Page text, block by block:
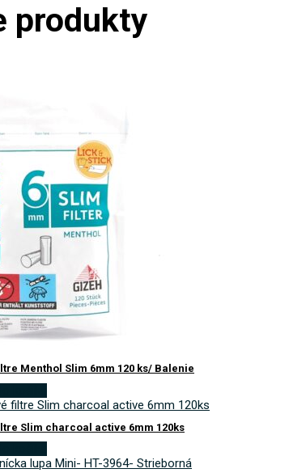
produkty
Menthol Slim 6mm 120 ks/ Balenie
Slim charcoal active 6mm 120ks